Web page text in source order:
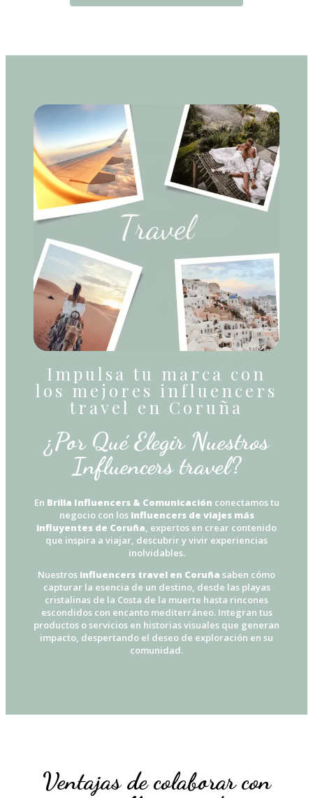
Impulsa tu marca con
los mejores influencers
travel en Coruña
¿Por Qué Elegir Nuestros
Influencers travel?
En Brilla Influencers & Comunicación conectamos tu
negocio con los influencers de viajes más
influyentes de Coruña, expertos en crear contenido
que inspira a viajar, descubrir y vivir experiencias
inolvidables.
Nuestros influencers travel en Coruña saben cómo
capturar la esencia de un destino, desde las playas
cristalinas de la Costa de la muerte hasta rincones
escondidos con encanto mediterráneo. Integran tus
productos o servicios en historias visuales que generan
impacto, despertando el deseo de exploración en su
comunidad.
Ventajas de colaborar con